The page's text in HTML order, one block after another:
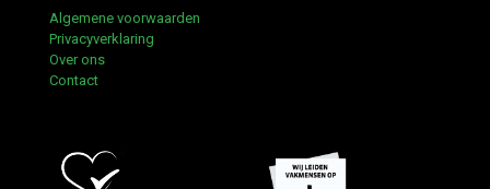
Algemene voorwaarden
Privacyverklaring
Over ons
Contact